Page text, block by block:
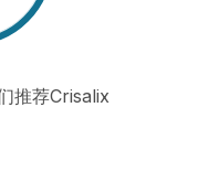
推荐Crisalix